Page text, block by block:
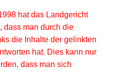
hat das Landgericht
dass man durch die
die Inhalte der gelinkten
hat. Dies kann nur
dass man sich